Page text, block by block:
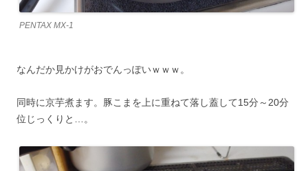
PENTAX MX-1
なんだか見かけがおでんっぽいｗｗｗ。
同時に京芋煮ます。豚こまを上に重ねて落し蓋して15分～20分
位じっくりと…。